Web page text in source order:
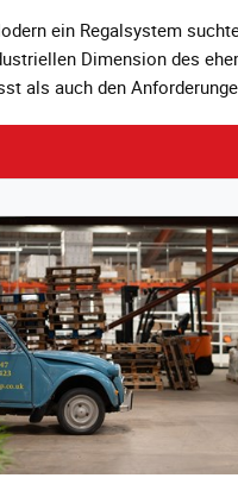
ein Regalsystem
Dimension des
als auch den